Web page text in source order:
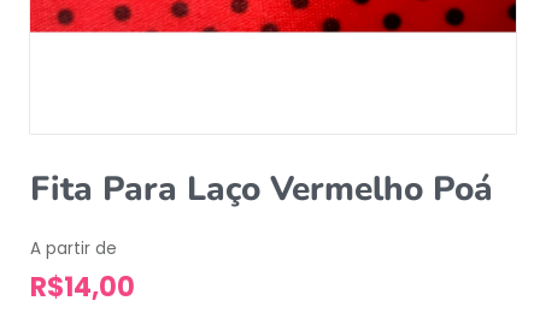
Fita Para Laço Vermelho Poá
A partir de
R$14,00